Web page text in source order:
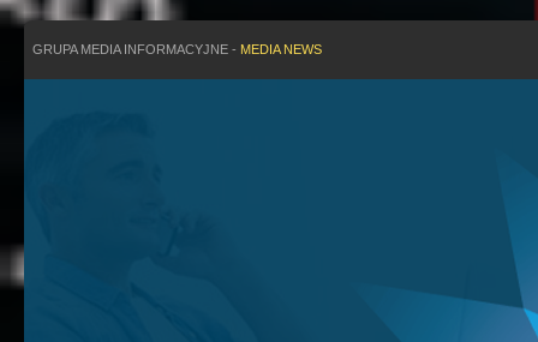
GRUPA MEDIA INFORMACYJNE - MEDIA NEWS